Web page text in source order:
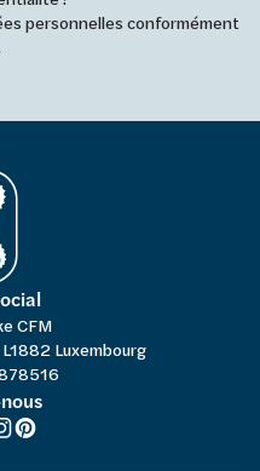
personnelles conformément
CFM
Luxembourg